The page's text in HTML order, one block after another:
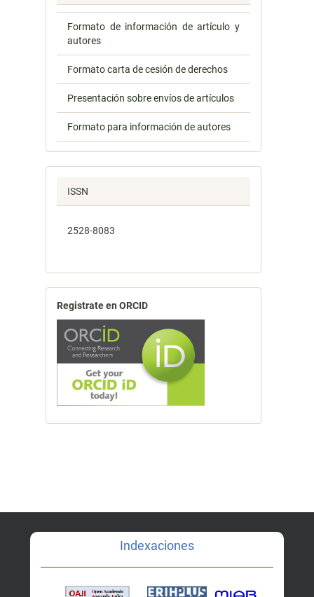
Formato de información de artículo y
autores
Formato carta de cesión de derechos
Presentación sobre envíos de artículos
Formato para información de autores
ISSN
2528-8083
Registrate en ORCID
Indexaciones